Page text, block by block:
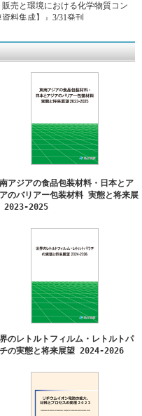
販売と環境における化学物質コン
料集成】』3/31発刊
の構造・部品・材料技術』11/26
資料集、2025/2026』11/25発刊
と3次元構造の作製技術』3/31発
ボンラニュートル・化学プロセ
装材料・日本とアジアのバリア
展望 2023-2025』発刊
極の構成、特性と新たなプロセ
発刊
池の固/固界面制御と接合・積層
池の拡大、材料とプロセスの変遷
対策』発刊
パウチ包装市場の現状と展望』発
アジアの食品包装材料・日本とア
のバリアー包装材料 実態と将来展
2023-2025
のレトルトフィルム・レトルトパ
の実態と将来展望 2024-2026